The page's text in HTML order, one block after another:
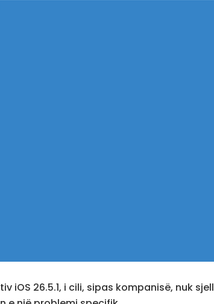
26.5.1, i cili, sipas kompanisë, nuk sjell